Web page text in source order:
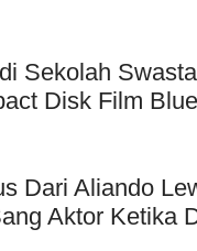
Sekolah
Disk Film
Dari Aliando
Aktor Ketika